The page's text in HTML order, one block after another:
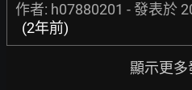
作者: h07880201 - 發表於
(2年前)
顯示更多